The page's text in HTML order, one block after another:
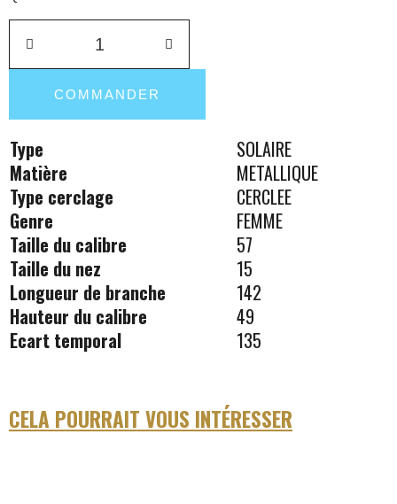
COMMANDER
Type
SOLAIRE
Matière
METALLIQUE
Type cerclage
CERCLEE
Genre
FEMME
Taille du calibre
57
Taille du nez
15
Longueur de branche
142
Hauteur du calibre
49
Ecart temporal
135
CELA POURRAIT VOUS INTÉRESSER